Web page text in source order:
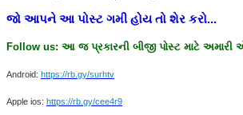
જો આપને આ પોસ્ટ ગમી હોય તો શેર કરો...
Follow us: આ જ પ્રકારની બીજી પોસ્ટ માટે અમારી
Android: https://rb.gy/surhtv
Apple ios: https://rb.gy/cee4r9